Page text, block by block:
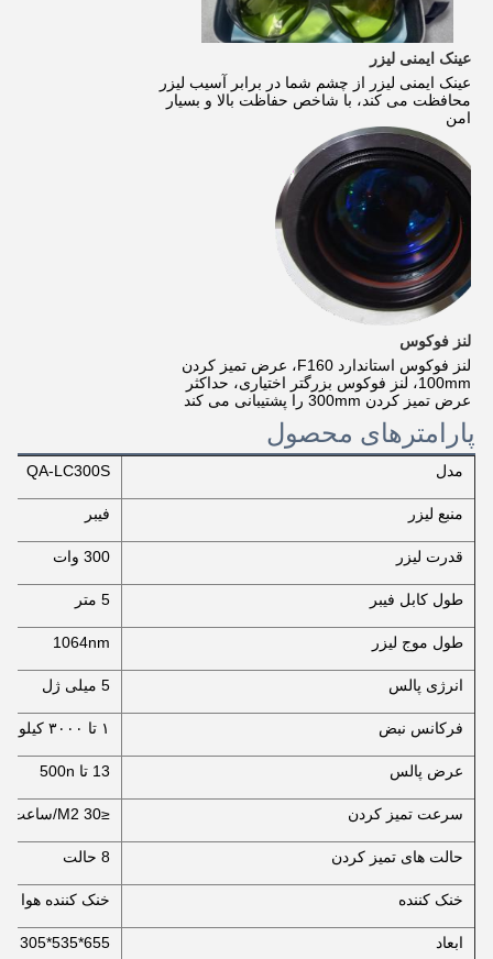
عینک ایمنی لیزر
عینک ایمنی لیزر از چشم شما در برابر آسیب لیزر
محافظت می کند، با شاخص حفاظت بالا و بسیار
امن
لنز فوکوس
لنز فوکوس استاندارد F160، عرض تمیز کردن
100mm، لنز فوکوس بزرگتر اختیاری، حداکثر
عرض تمیز کردن 300mm را پشتیبانی می کند
پارامترهای محصول
مدل QA-LC300S
منبع لیزر فیبر
قدرت لیزر 300 وات
طول کابل فیبر 5 متر
طول موج لیزر 1064nm
انرژی پالس 5 میلی ژل
فرکانس نبض ۱ تا ۳۰۰۰ کیلو هرتز
عرض پالس 13 تا 500n
سرعت تمیز کردن ≤30 M2/ساعت
حالت های تمیز کردن 8 حالت
خنک کننده خنک کننده هوا
ابعاد 655*535*305 میلی متر